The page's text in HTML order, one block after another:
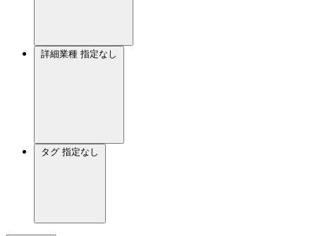
詳細業種 指定なし
タグ 指定なし